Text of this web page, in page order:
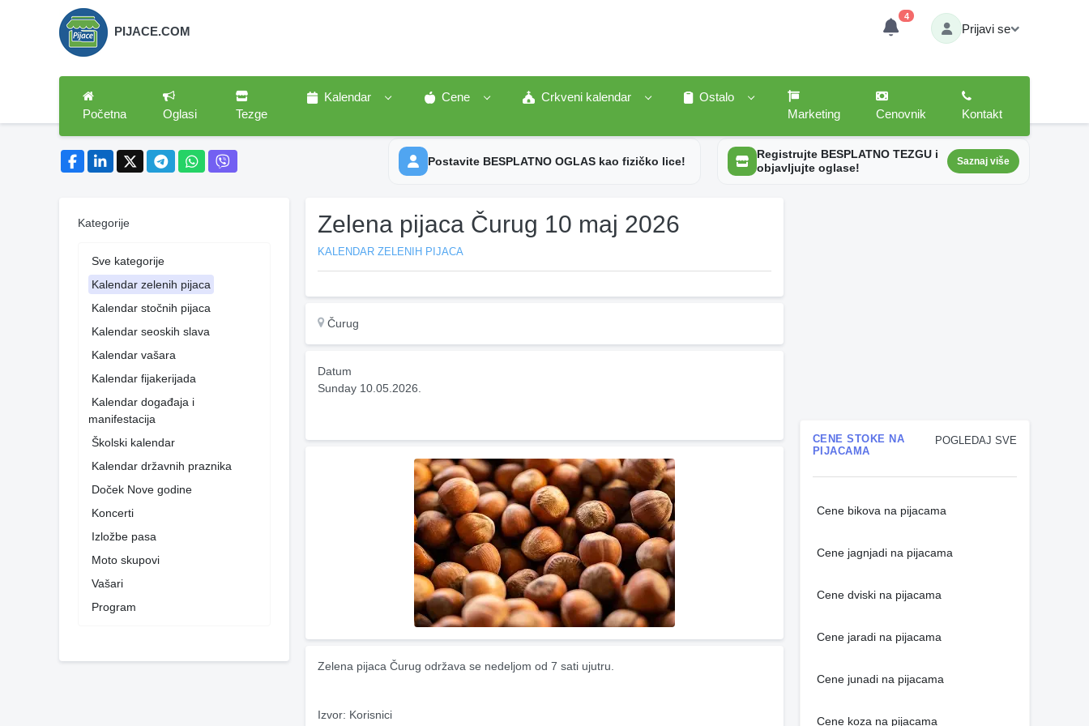
PIJACE.COM
4
Prijavi se
Početna Oglasi Tezge
Kalendar Cene Crkveni kalendar
Ostalo
Marketing
Cenovnik Kontakt
Postavite BESPLATNO OGLAS kao fizičko lice!
Registrujte BESPLATNO TEZGU i
objavljujte oglase!
Saznaj više
Kategorije
Sve kategorije
Kalendar zelenih pijaca
Kalendar stočnih pijaca
Kalendar seoskih slava
Kalendar vašara
Kalendar fijakerijada
Kalendar događaja i
manifestacija
Školski kalendar
Kalendar državnih praznika
Doček Nove godine
Koncerti
Izložbe pasa
Moto skupovi
Vašari
Program
Zelena pijaca Čurug 10 maj 2026
KALENDAR ZELENIH PIJACA
Čurug
Datum
Sunday 10.05.2026.
Zelena pijaca Čurug održava se nedeljom od 7 sati ujutru.
Izvor: Korisnici
POGLEDAJ SVE
CENE STOKE NA
PIJACAMA
Cene bikova na pijacama
Cene jagnjadi na pijacama
Cene dviski na pijacama
Cene jaradi na pijacama
Cene junadi na pijacama
Cene koza na pijacama